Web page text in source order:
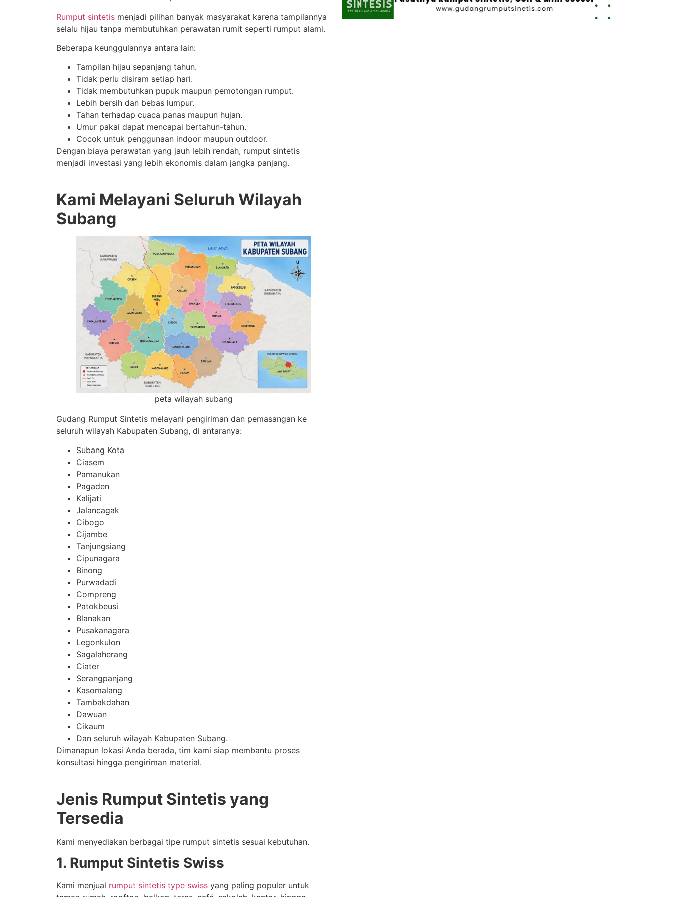
Rumput sintetis menjadi pilihan banyak masyarakat karena tampilannya
selalu hijau tanpa membutuhkan perawatan rumit seperti rumput alami.
Beberapa keunggulannya antara lain:
Tampilan hijau sepanjang tahun.
Tidak perlu disiram setiap hari.
Tidak membutuhkan pupuk maupun pemotongan rumput.
Lebih bersih dan bebas lumpur.
Tahan terhadap cuaca panas maupun hujan.
Umur pakai dapat mencapai bertahun-tahun.
Cocok untuk penggunaan indoor maupun outdoor.
Dengan biaya perawatan yang jauh lebih rendah, rumput sintetis
menjadi investasi yang lebih ekonomis dalam jangka panjang.
Kami Melayani Seluruh Wilayah
Subang
peta wilayah subang
Gudang Rumput Sintetis melayani pengiriman dan pemasangan ke
seluruh wilayah Kabupaten Subang, di antaranya:
Subang Kota
Ciasem
Pamanukan
Pagaden
Kalijati
Jalancagak
Cibogo
Cijambe
Tanjungsiang
Cipunagara
Binong
Purwadadi
Compreng
Patokbeusi
Blanakan
Pusakanagara
Legonkulon
Sagalaherang
Ciater
Serangpanjang
Kasomalang
Tambakdahan
Dawuan
Cikaum
Dan seluruh wilayah Kabupaten Subang.
Dimanapun lokasi Anda berada, tim kami siap membantu proses
konsultasi hingga pengiriman material.
Jenis Rumput Sintetis yang
Tersedia
Kami menyediakan berbagai tipe rumput sintetis sesuai kebutuhan.
1. Rumput Sintetis Swiss
Kami menjual rumput sintetis type swiss yang paling populer untuk